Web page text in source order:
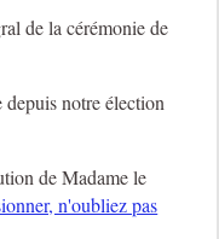
de la cérémonie de
depuis notre élection
de Madame le
n'oubliez pas